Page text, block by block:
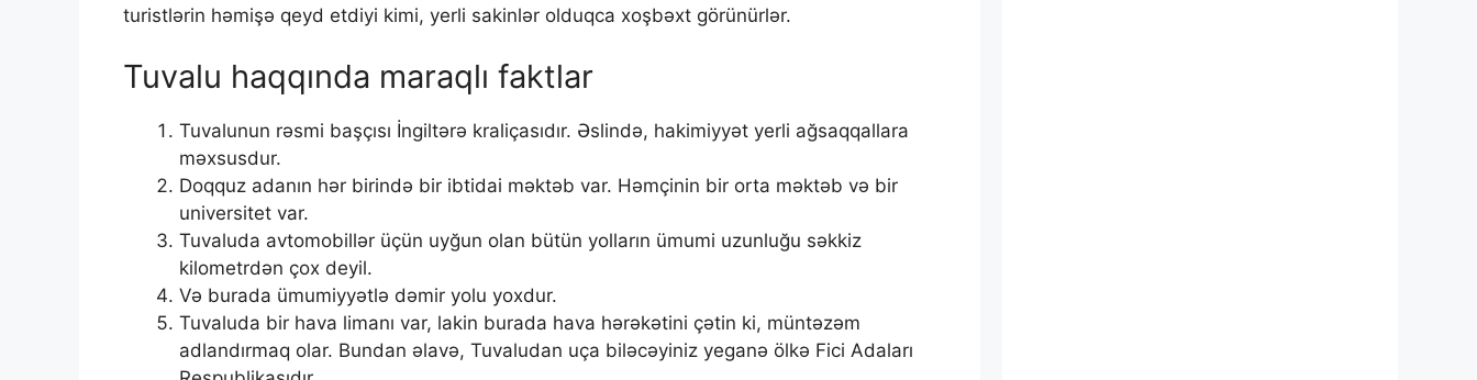
turistlərin həmişə qeyd etdiyi kimi, yerli sakinlər olduqca xoşbəxt görünürlər.
Tuvalu haqqında maraqlı faktlar
Tuvalunun rəsmi başçısı İngiltərə kraliçasıdır. Əslində, hakimiyyət yerli ağsaqqallara
məxsusdur.
Doqquz adanın hər birində bir ibtidai məktəb var. Həmçinin bir orta məktəb və bir
universitet var.
Tuvaluda avtomobillər üçün uyğun olan bütün yolların ümumi uzunluğu səkkiz
kilometrdən çox deyil.
Və burada ümumiyyətlə dəmir yolu yoxdur.
Tuvaluda bir hava limanı var, lakin burada hava hərəkətini çətin ki, müntəzəm
adlandırmaq olar. Bundan əlavə, Tuvaludan uça biləcəyiniz yeganə ölkə Fici Adaları